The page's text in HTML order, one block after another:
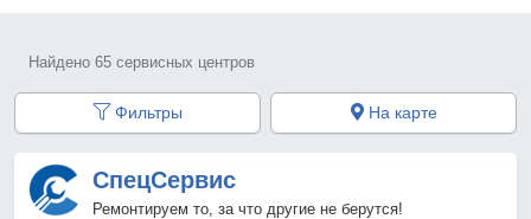
Найдено 65 сервисных центров
Фильтры На карте
СпецСервис
Ремонтируем то, за что другие не берутся!